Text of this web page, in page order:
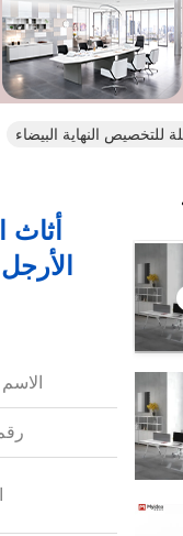
للتخصيص النهاية البيضاء